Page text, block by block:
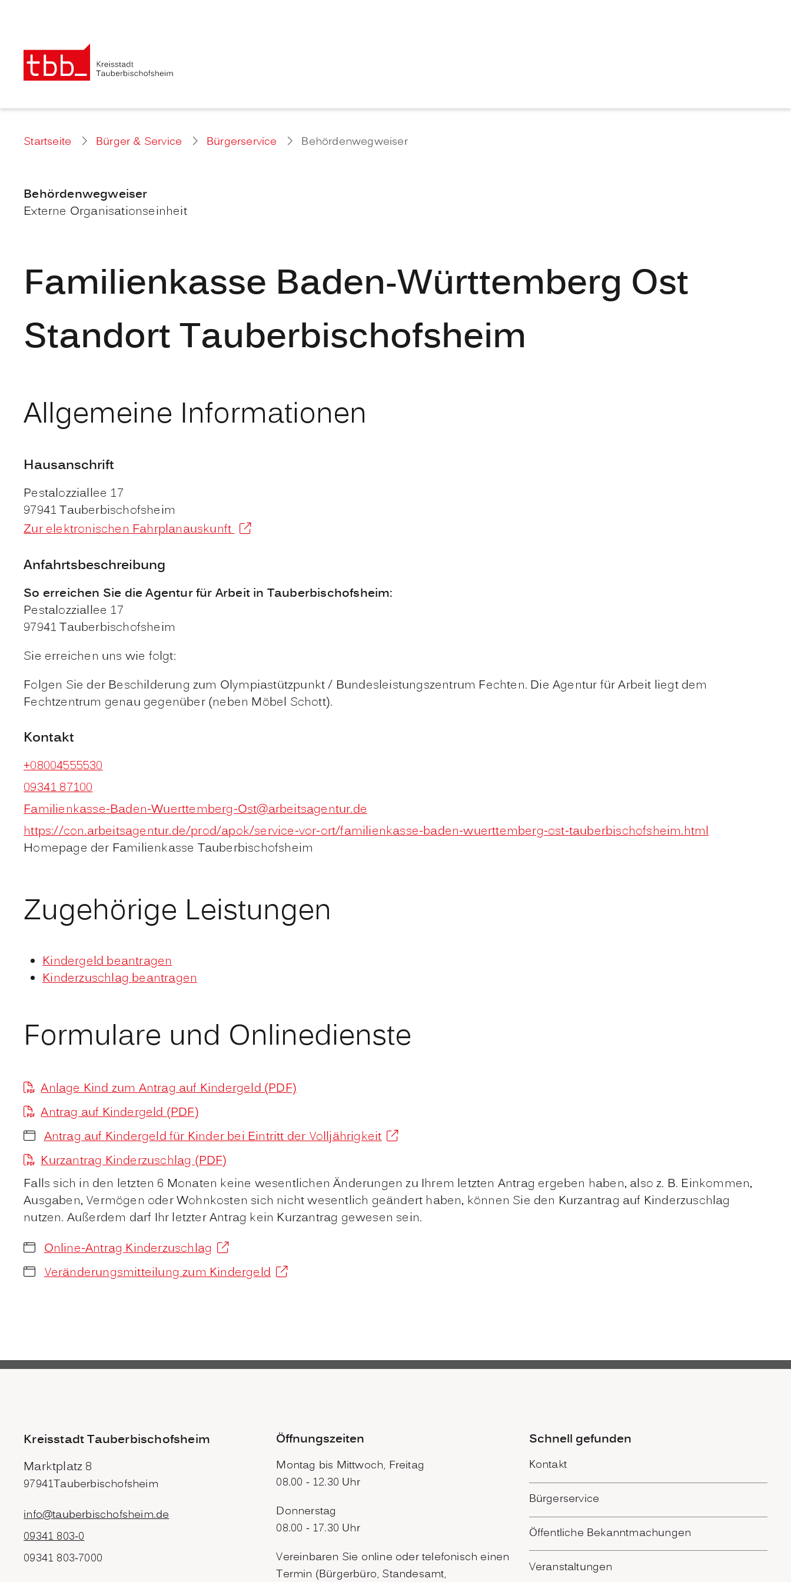
Startseite Bürger & Service Bürgerservice Behördenwegweiser
Behördenwegweiser
Externe Organisationseinheit
Familienkasse Baden-Württemberg Ost
Standort Tauberbischofsheim
Allgemeine Informationen
Hausanschrift
Pestalozziallee 17
97941 Tauberbischofsheim
Zur elektronischen Fahrplanauskunft
Anfahrtsbeschreibung
So erreichen Sie die Agentur für Arbeit in Tauberbischofsheim:
Pestalozziallee 17
97941 Tauberbischofsheim
Sie erreichen uns wie folgt:
Folgen Sie der Beschilderung zum Olympiastützpunkt / Bundesleistungszentrum Fechten. Die Agentur für Arbeit liegt dem
Fechtzentrum genau gegenüber (neben Möbel Schott).
Kontakt
+08004555530
09341 87100
Familienkasse-Baden-Wuerttemberg-Ost@arbeitsagentur.de
https://con.arbeitsagentur.de/prod/apok/service-vor-ort/familienkasse-baden-wuerttemberg-ost-tauberbischofsheim.html
Homepage der Familienkasse Tauberbischofsheim
Zugehörige Leistungen
Kindergeld beantragen
Kinderzuschlag beantragen
Formulare und Onlinedienste
Anlage Kind zum Antrag auf Kindergeld (PDF)
Antrag auf Kindergeld (PDF)
Antrag auf Kindergeld für Kinder bei Eintritt der Volljährigkeit
Kurzantrag Kinderzuschlag (PDF)
Falls sich in den letzten 6 Monaten keine wesentlichen Änderungen zu Ihrem letzten Antrag ergeben haben, also z. B. Einkommen,
Ausgaben, Vermögen oder Wohnkosten sich nicht wesentlich geändert haben, können Sie den Kurzantrag auf Kinderzuschlag
nutzen. Außerdem darf Ihr letzter Antrag kein Kurzantrag gewesen sein.
Online-Antrag Kinderzuschlag
Veränderungsmitteilung zum Kindergeld
Kreisstadt Tauberbischofsheim
Marktplatz 8
97941Tauberbischofsheim
info@tauberbischofsheim.de
09341 803-0
09341 803-7000
Öffnungszeiten
Montag bis Mittwoch, Freitag
08.00 - 12.30 Uhr
Donnerstag
08.00 - 17.30 Uhr
Vereinbaren Sie online oder telefonisch einen
Termin (Bürgerbüro, Standesamt,
Schnell gefunden
Kontakt
Bürgerservice
Öffentliche Bekanntmachungen
Veranstaltungen